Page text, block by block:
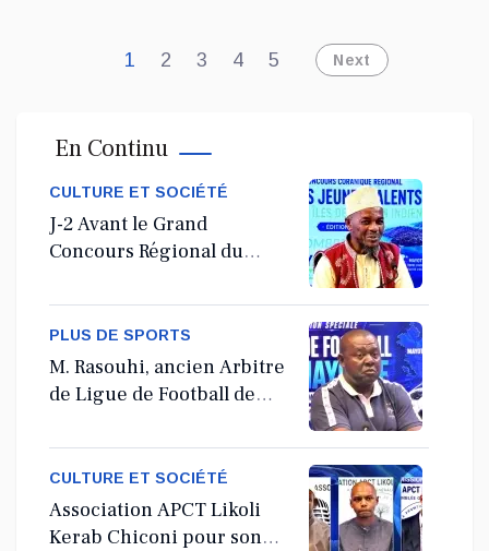
1 2 3 4 5 Next
En Continu
CULTURE ET SOCIÉTÉ
J-2 Avant le Grand
Concours Régional du
PLUS DE SPORTS
M. Rasouhi, ancien Arbitre
de Ligue de Football de
CULTURE ET SOCIÉTÉ
Association APCT Likoli
Kerab Chiconi pour son